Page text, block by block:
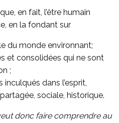
en fait, l’être humain
en la fondant sur
du monde environnant;
et consolidées qui ne sont
;
dans l’esprit,
sociale, historique.
donc faire comprendre au